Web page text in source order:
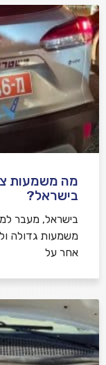
מה משמעות
בישראל?
בישראל, מעבר
משמעות גדולה
אחר על